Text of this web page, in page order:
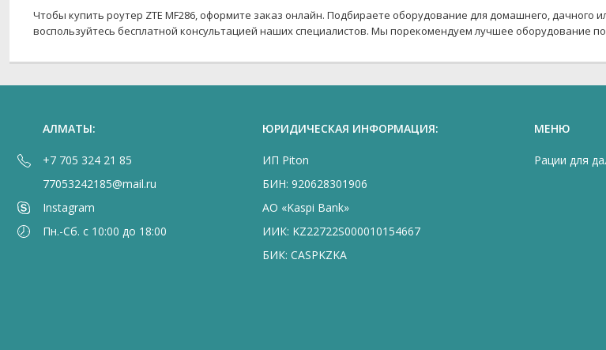
Чтобы купить роутер ZTE MF286, оформите заказ онлайн. Подбираете оборудование для домашнего, дачного
воспользуйтесь бесплатной консультацией наших специалистов. Мы порекомендуем лучшее оборудование
АЛМАТЫ:
+7 705 324 21 85
77053242185@mail.ru
Instagram
Пн.-Сб. с 10:00 до 18:00
ЮРИДИЧЕСКАЯ ИНФОРМАЦИЯ:
ИП Piton
БИН: 920628301906
АО «Kaspi Bank»
ИИК: KZ22722S000010154667
БИК: CASPKZKA
МЕНЮ
Рации для